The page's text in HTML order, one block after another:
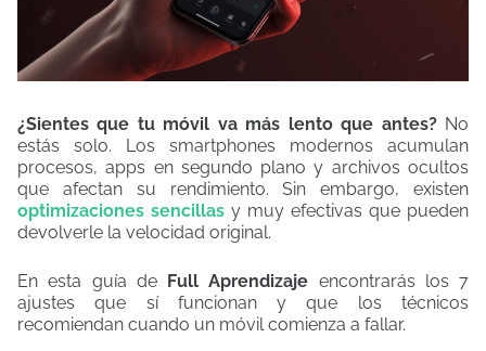
¿Sientes que tu móvil va más lento que antes?No
estás solo. Los smartphones modernos acumulan
procesos, apps en segundo plano y archivos ocultos
que afectan su rendimiento. Sin embargo, existen
optimizaciones sencillas y muy efectivas que pueden
devolverle la velocidad original.
En esta guía de Full Aprendizaje encontrarás los 7
ajustes que sí funcionan y que los técnicos
recomiendan cuando un móvil comienza a fallar.